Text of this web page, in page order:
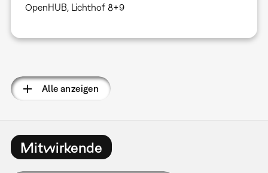
OpenHUB, Lichthof 8+9
Alle anzeigen
Mitwirkende